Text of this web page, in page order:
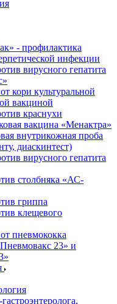
- профилактика
инфекции
вирусного гепатита
кори культуральной
вакциной
краснухи
вакцина «Менактра»
внутрикожная проба
диаскинтест)
вирусного гепатита
столбняка «АС-
гриппа
клещевого
пневмококка
23» и